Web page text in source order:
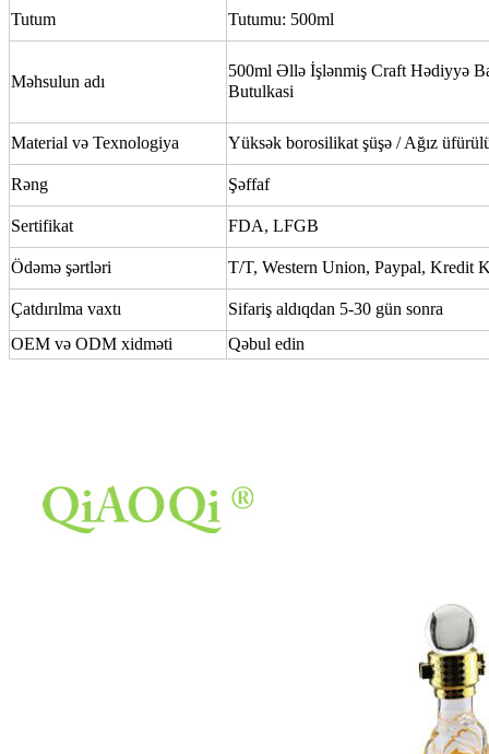
Tutum Tutumu: 500ml
Məhsulun adı
500ml Əllə İşlənmiş Craft Hədiyyə
Butulkasi
Material və Texnologiya Yüksək borosilikat şüşə / Ağız
Rəng Şəffaf
Sertifikat FDA, LFGB
Ödəmə şərtləri T/T, Western Union, Paypal, Kredit
Çatdırılma vaxtı
Sifariş aldıqdan 5-30 gün sonra
OEM və ODM xidməti
Qəbul edin